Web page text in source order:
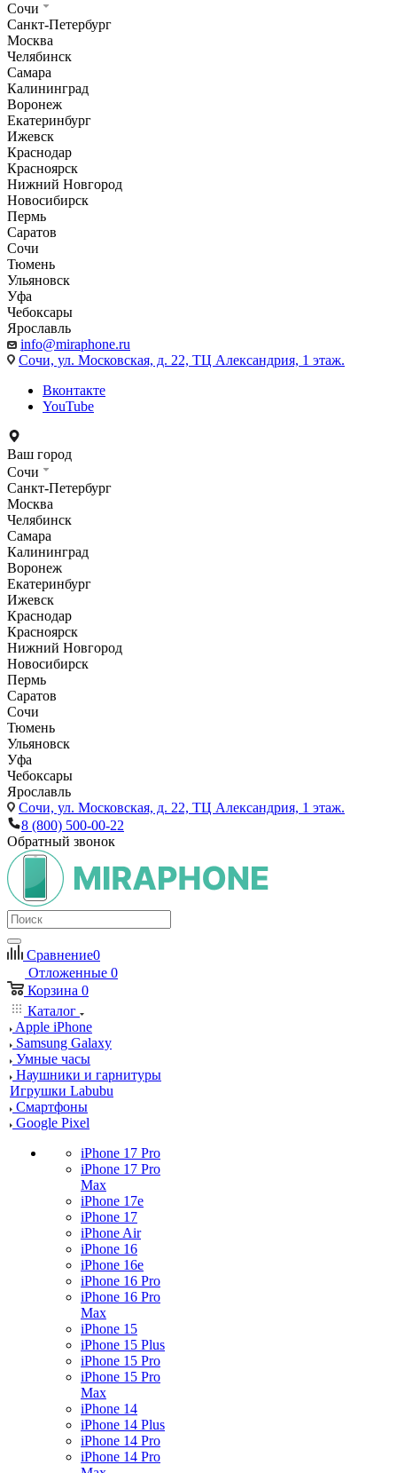
Сочи
Санкт-Петербург
Москва
Челябинск
Самара
Калининград
Воронеж
Екатеринбург
Ижевск
Краснодар
Красноярск
Нижний Новгород
Новосибирск
Пермь
Саратов
Сочи
Тюмень
Ульяновск
Уфа
Чебоксары
Ярославль
info@miraphone.ru
Сочи, ул. Московская, д. 22, ТЦ Александрия, 1 этаж.
Вконтакте
YouTube
Ваш город
Сочи
Санкт-Петербург
Москва
Челябинск
Самара
Калининград
Воронеж
Екатеринбург
Ижевск
Краснодар
Красноярск
Нижний Новгород
Новосибирск
Пермь
Саратов
Сочи
Тюмень
Ульяновск
Уфа
Чебоксары
Ярославль
Сочи, ул. Московская, д. 22, ТЦ Александрия, 1 этаж.
8 (800) 500-00-22
Обратный звонок
Сравнение0
Отложенные 0
Корзина 0
Каталог
Apple iPhone
Samsung Galaxy
Умные часы
Наушники и гарнитуры
Игрушки Labubu
Смартфоны
Google Pixel
iPhone 17 Pro
iPhone 17 Pro
Max
iPhone 17e
iPhone 17
iPhone Air
iPhone 16
iPhone 16e
iPhone 16 Pro
iPhone 16 Pro
Max
iPhone 15
iPhone 15 Plus
iPhone 15 Pro
iPhone 15 Pro
Max
iPhone 14
iPhone 14 Plus
iPhone 14 Pro
iPhone 14 Pro